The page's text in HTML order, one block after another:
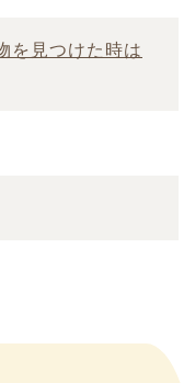
を見つけた時は